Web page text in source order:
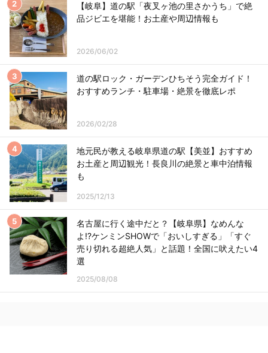
【岐阜】道の駅「夜叉ヶ池の里さかうち」で絶
品ジビエを堪能！お土産や周辺情報も
2026/06/02
道の駅ロック・ガーデンひちそう完全ガイド！
おすすめランチ・駐車場・絶景を徹底レポ
2026/02/28
地元民が教える岐阜県道の駅【美並】おすすめ
お土産と周辺観光！長良川の絶景と車中泊情報
も
2025/12/13
名古屋に行く途中だと？【岐阜県】なめんな
よ!?ケンミンSHOWで「おいしすぎる」「すぐ
売り切れる超絶人気」と話題！全国に吠えたい4
選
2025/08/08